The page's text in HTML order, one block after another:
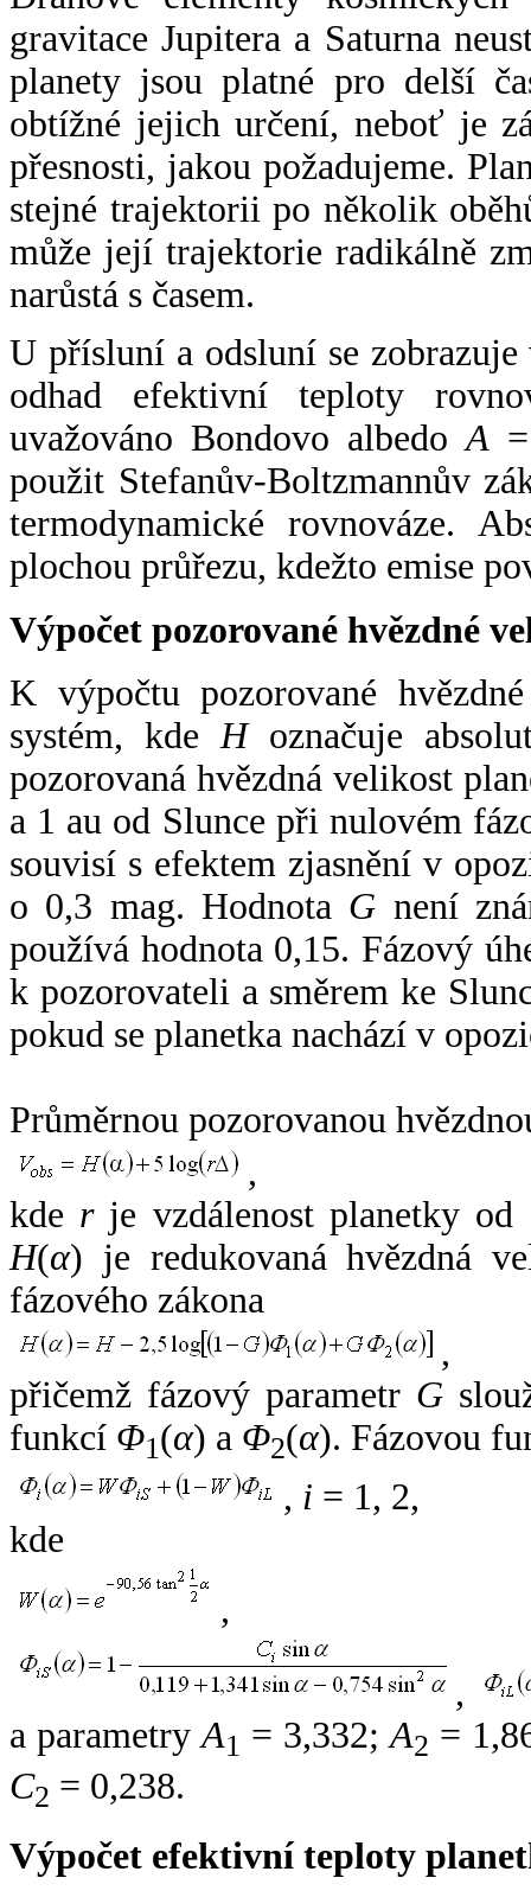
gravitace Jupitera a Saturna
planety jsou platné pro delší
obtížné jejich určení, neboť je
přesnosti, jakou požadujeme.
stejné trajektorii po několik
může její trajektorie radikálně
narůstá s časem.
U přísluní a odsluní se
odhad efektivní teploty
uvažováno Bondovo albedoA
použit Stefanův-Boltzmannův
termodynamické rovnováze.
plochou průřezu, kdežto emise
Výpočet pozorované hvězdné
K výpočtu pozorované
systém, kde Hoznačuje
pozorovaná hvězdná velikost
a 1 au od Slunce při nulovém
souvisí s efektem zjasnění v
o 0,3 mag. Hodnota G není
používá hodnota 0,15. Fázový
k pozorovateli a směrem ke
pokud se planetka nachází v
Průměrnou pozorovanou
,
kde rje vzdálenost planetky od
H(α) je redukovaná hvězdná
fázového zákona
,
přičemž fázový parametr G
funkcí Φ1(α) a Φ2(α). Fázovou
, i = 1, 2,
kde
,
,
a parametryA1 = 3,332;A2 =
C2 = 0,238.
Výpočet efektivní teploty